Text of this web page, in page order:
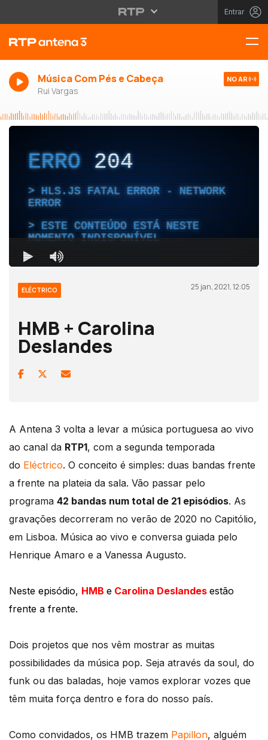
Entrar
Música Com Pés e Cabeça
Rui Vargas
NO AR
ELÉCTRICO 25 jan, 2021, 12:05
HMB + Carolina
Deslandes
A Antena 3 volta a levar a música portuguesa ao vivo
ao canal da RTP1, com a segunda temporada
do Eléctrico. O conceito é simples: duas bandas frente
a frente na plateia da sala. Vão passar pelo
programa 42 bandas num total de 21 episódios. As
gravações decorreram no verão de 2020 no Capitólio,
em Lisboa. Música ao vivo e conversa guiada pelo
Henrique Amaro e a Vanessa Augusto.
Neste episódio, HMB e Carolina Deslandes estão
frente a frente.
Dois projetos que nos vêm mostrar as muitas
possibilidades da música pop. Seja através da soul, do
funk ou das baladas, hoje vamos explorar vozes que
têm muita força dentro e fora do nosso país.
Como convidados, os HMB trazem Papillon, alguém